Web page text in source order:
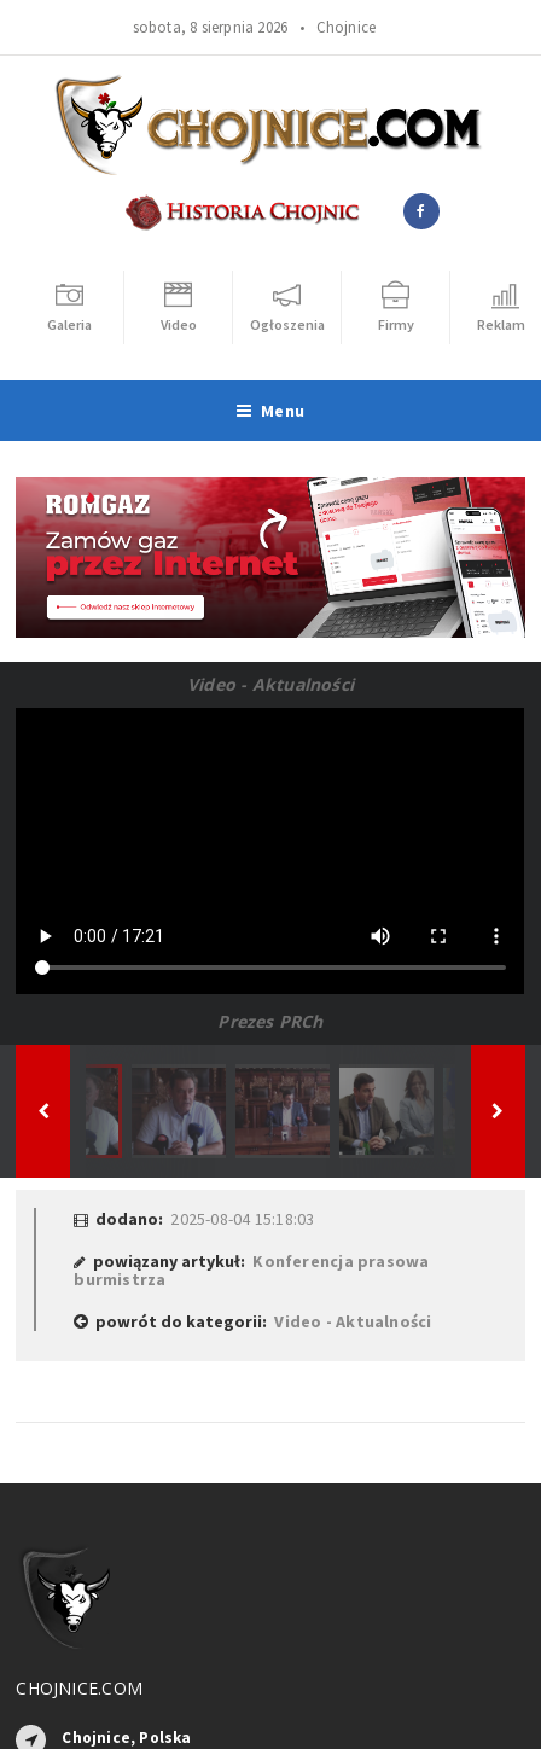
sobota, 8 sierpnia 2026 • Chojnice
Galeria Video Ogłoszenia Firmy Reklama
Menu
Video - Aktualności
Prezes PRCh
dodano: 2025-08-04 15:18:03
powiązany artykuł: Konferencja prasowa
burmistrza
powrót do kategorii:Video - Aktualności
CHOJNICE.COM
Chojnice, Polska